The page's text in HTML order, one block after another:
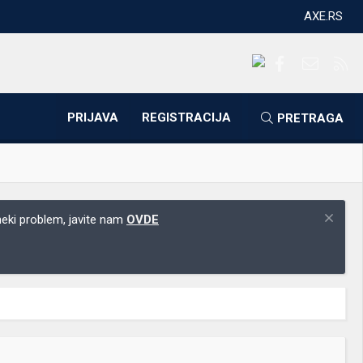
AXE.RS
PRIJAVA REGISTRACIJA PRETRAGA
problem, javite nam OVDE